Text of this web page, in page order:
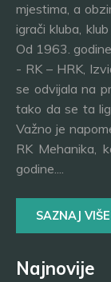
mjestima, a
igrači kluba,
Od 1963.
- RK – HRK,
se odvijala na
tako da se ta
Važno je
RK Mehanika,
godine....
SAZNAJ VIŠE
Najnovije